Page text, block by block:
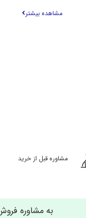
مشاهده بیشتر
مشاوره قبل از خرید
به مشاوره